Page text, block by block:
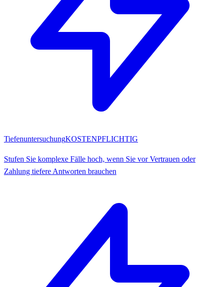
TiefenuntersuchungKOSTENPFLICHTIG
Stufen Sie komplexe Fälle hoch, wenn Sie vor Vertrauen oder
Zahlung tiefere Antworten brauchen